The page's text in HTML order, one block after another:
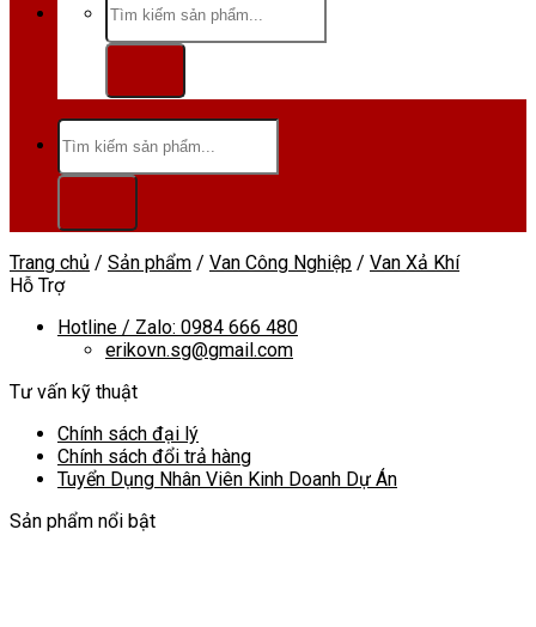
kiếm:
Tìm
kiếm:
Trang chủ / Sản phẩm / Van Công Nghiệp / Van Xả Khí
Hỗ Trợ
Hotline / Zalo: 0984 666 480
erikovn.sg@gmail.com
Tư vấn kỹ thuật
Chính sách đại lý
Chính sách đổi trả hàng
Tuyển Dụng Nhân Viên Kinh Doanh Dự Án
Sản phẩm nổi bật